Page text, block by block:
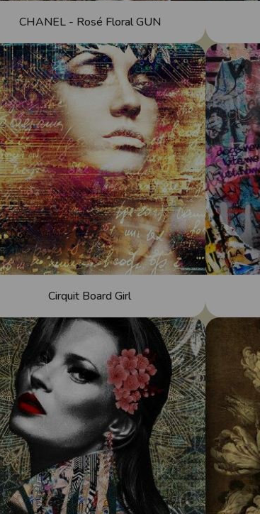
CHANEL - Rosé Floral GUN
Cirquit Board Girl